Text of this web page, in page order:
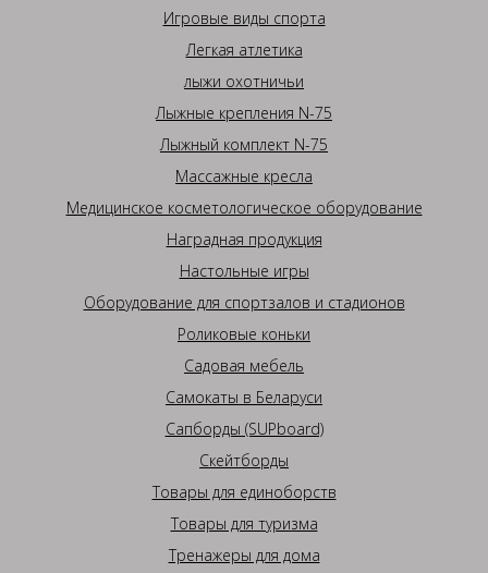
Игровые виды спорта
Легкая атлетика
лыжи охотничьи
Лыжные крепления N-75
Лыжный комплект N-75
Массажные кресла
Медицинское косметологическое оборудование
Наградная продукция
Настольные игры
Оборудование для спортзалов и стадионов
Роликовые коньки
Садовая мебель
Самокаты в Беларуси
Сапборды (SUPboard)
Скейтборды
Товары для единоборств
Товары для туризма
Тренажеры для дома